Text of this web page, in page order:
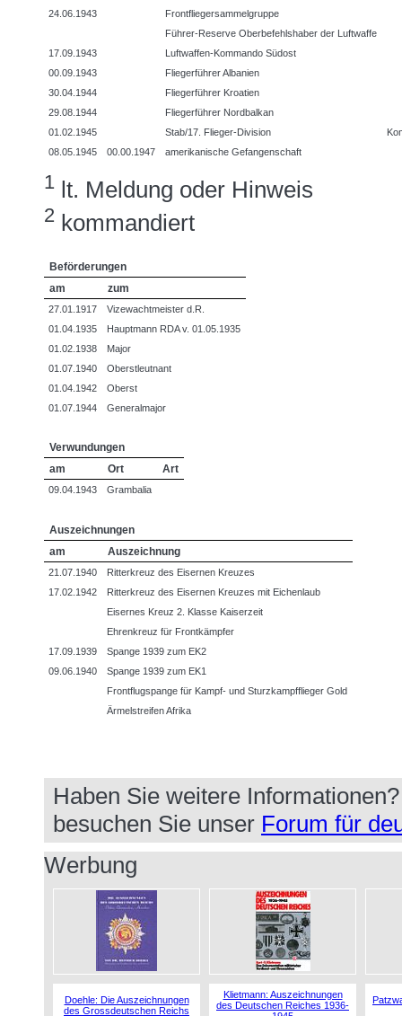
24.06.1943
Frontfliegersammelgruppe
Führer-Reserve Oberbefehlshaber der Luftwaffe
17.09.1943
Luftwaffen-Kommando Südost
00.09.1943
Fliegerführer Albanien
30.04.1944
Fliegerführer Kroatien
29.08.1944
Fliegerführer Nordbalkan
01.02.1945
Stab/17. Flieger-Division
08.05.1945
00.00.1947 amerikanische Gefangenschaft
1 lt. Meldung oder Hinweis
2 kommandiert
Beförderungen
am
zum
27.01.1917
Vizewachtmeister d.R.
01.04.1935
Hauptmann RDA v. 01.05.1935
01.02.1938
Major
01.07.1940
Oberstleutnant
01.04.1942
Oberst
01.07.1944
Generalmajor
Verwundungen
am
Ort Art
09.04.1943 Grambalia
Auszeichnungen
am
Auszeichnung
21.07.1940
Ritterkreuz des Eisernen Kreuzes
17.02.1942
Ritterkreuz des Eisernen Kreuzes mit Eichenlaub
Eisernes Kreuz 2. Klasse Kaiserzeit
Ehrenkreuz für Frontkämpfer
17.09.1939
Spange 1939 zum EK2
09.06.1940
Spange 1939 zum EK1
Frontflugspange für Kampf- und Sturzkampfflieger Gold
Ärmelstreifen Afrika
Haben Sie weitere
besuchen Sie unser Forum für
Werbung
Doehle: Die Auszeichnungen
des Grossdeutschen Reichs
Klietmann: Auszeichnungen
des Deutschen Reiches 1936-